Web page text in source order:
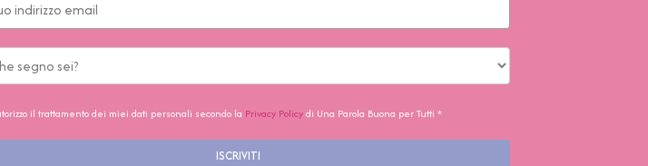
il trattamento dei miei dati personali secondo la Privacy Policydi Una Parola Buona per Tutti *
ISCRIVITI